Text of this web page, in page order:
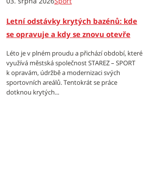
Letní odstávky krytých bazénů: kde
se opravuje a kdy se znovu otevře
Léto je v plném proudu a přichází období, které
využívá městská společnost STAREZ – SPORT
k opravám, údržbě a modernizaci svých
sportovních areálů. Tentokrát se práce
dotknou krytých...